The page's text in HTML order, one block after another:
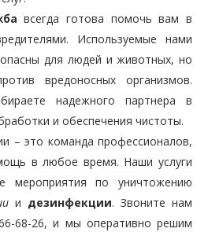
всегда готова помочь вам в
Используемые нами
для людей и животных, но
вредоносных организмов.
надежного партнера в
и обеспечения чистоты.
– это команда профессионалов,
в любое время. Наши услуги
мероприятия по уничтожению
и дезинфекции. Звоните нам
68-26, и мы оперативно решим